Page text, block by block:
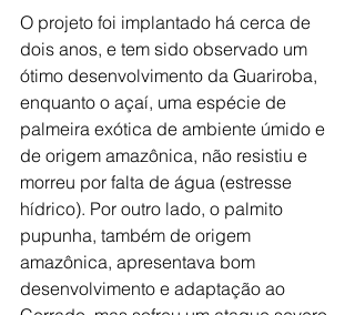
O projeto foi implantado há cerca de
dois anos, e tem sido observado um
ótimo desenvolvimento da Guariroba,
enquanto o açaí, uma espécie de
palmeira exótica de ambiente úmido e
de origem amazônica, não resistiu e
morreu por falta de água (estresse
hídrico). Por outro lado, o palmito
pupunha, também de origem
amazônica, apresentava bom
desenvolvimento e adaptação ao